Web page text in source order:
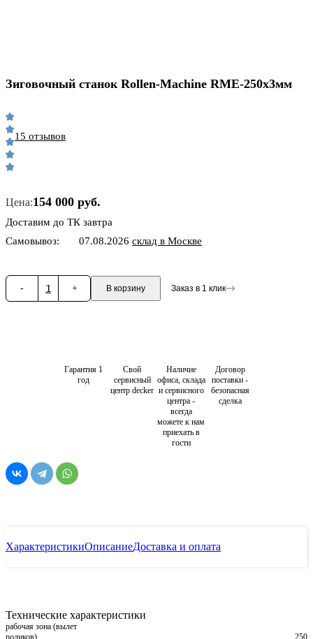
Зиговочный станок Rollen-Machine RME-250х3мм
15 отзывов
Цена:154 000 руб.
Доставим до ТК завтра
Самовывоз:
07.08.2026 склад в Москве
- 1 + В корзину Заказ в 1 клик
Гарантия 1
год
Свой
сервисный
центр decker
Наличие
офиса, склада
и сервисного
центра -
всегда
можете к нам
приехать в
гости
Договор
поставки -
безопасная
сделка
ХарактеристикиОписаниеДоставка и оплата
Технические характеристики
рабочая зона (вылет
роликов)
250